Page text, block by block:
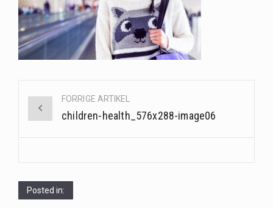
navigationFORRIGE ARTIKEL
children-health_576x288-image06
Posted in: